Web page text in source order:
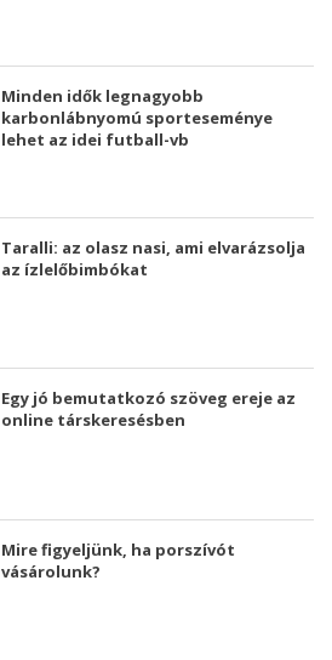
Minden idők legnagyobb
karbonlábnyomú sporteseménye
lehet az idei futball-vb
Taralli: az olasz nasi, ami elvarázsolja
az ízlelőbimbókat
Egy jó bemutatkozó szöveg ereje az
online társkeresésben
Mire figyeljünk, ha porszívót
vásárolunk?